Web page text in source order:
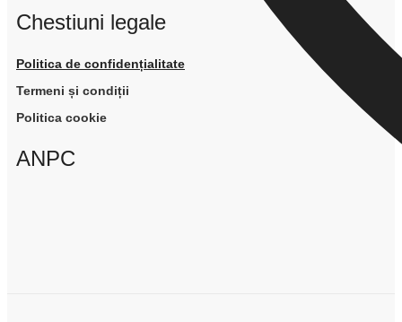
Chestiuni legale
Politica de confidențialitate
Termeni și condiții
Politica cookie
ANPC